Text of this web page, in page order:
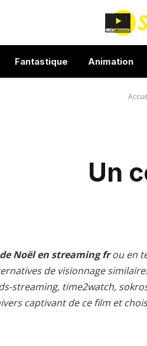
Fantastique Animation
Un
Noël en streaming frou en
de visionnage
streaming, time2watch,
captivant de ce film et